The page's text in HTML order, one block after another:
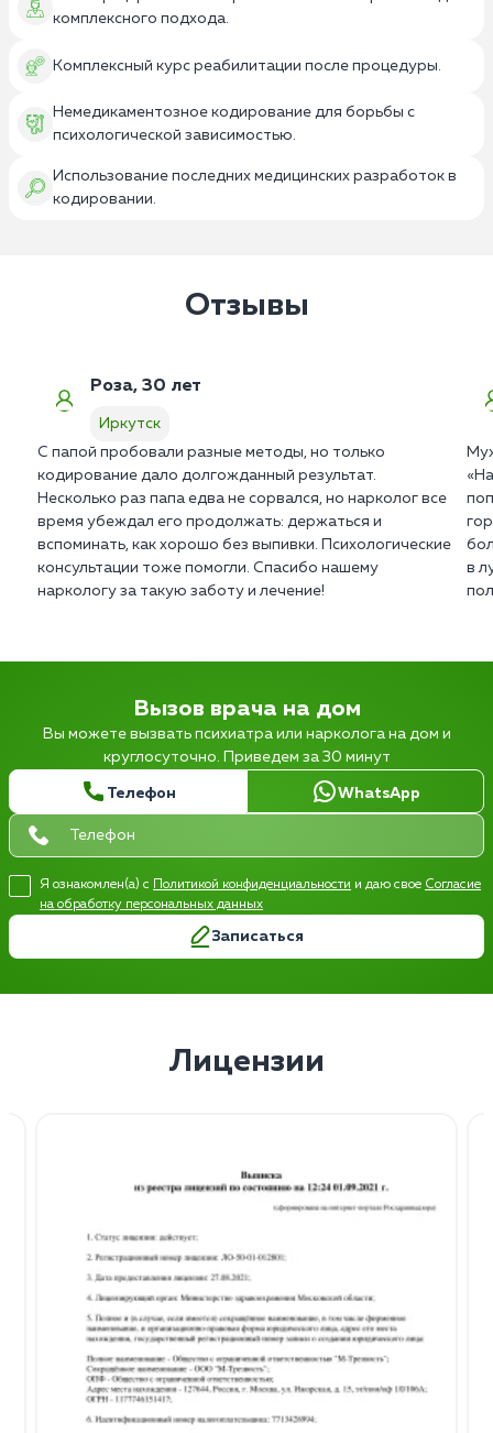
комплексного подхода.
Комплексный курс реабилитации после процедуры.
Немедикаментозное кодирование для борьбы с
психологической зависимостью.
Использование последних медицинских разработок в
кодировании.
Отзывы
Роза, 30 лет
Иркутск
С папой пробовали разные методы, но только
кодирование дало долгожданный результат.
Несколько раз папа едва не сорвался, но нарколог все
время убеждал его продолжать: держаться и
вспоминать, как хорошо без выпивки. Психологические
консультации тоже помогли. Спасибо нашему
наркологу за такую заботу и лечение!
в
Вызов врача на дом
Вы можете вызвать психиатра или нарколога на дом и
круглосуточно. Приведем за 30 минут
Телефон WhatsApp
Я ознакомлен(а) с Политикой конфиденциальности и даю свое Согласие
на обработку персональных данных
Записаться
Лицензии